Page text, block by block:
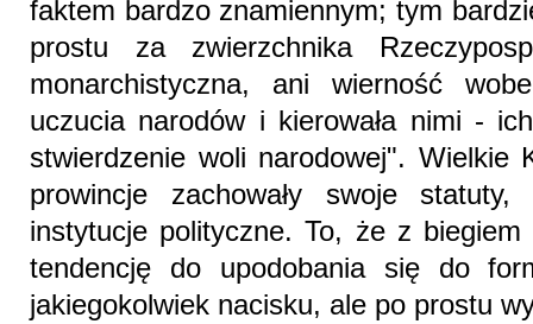
faktem bardzo znamiennym; tym
prostu za zwierzchnika
monarchistyczna, ani wierność
uczucia narodów i kierowała nimi -
stwierdzenie woli narodowej". Wielkie
prowincje zachowały swoje statuty,
instytucje polityczne. To, że z
tendencję do upodobania się do
jakiegokolwiek nacisku, ale po prostu